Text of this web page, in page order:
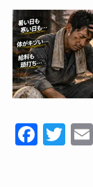
F
T